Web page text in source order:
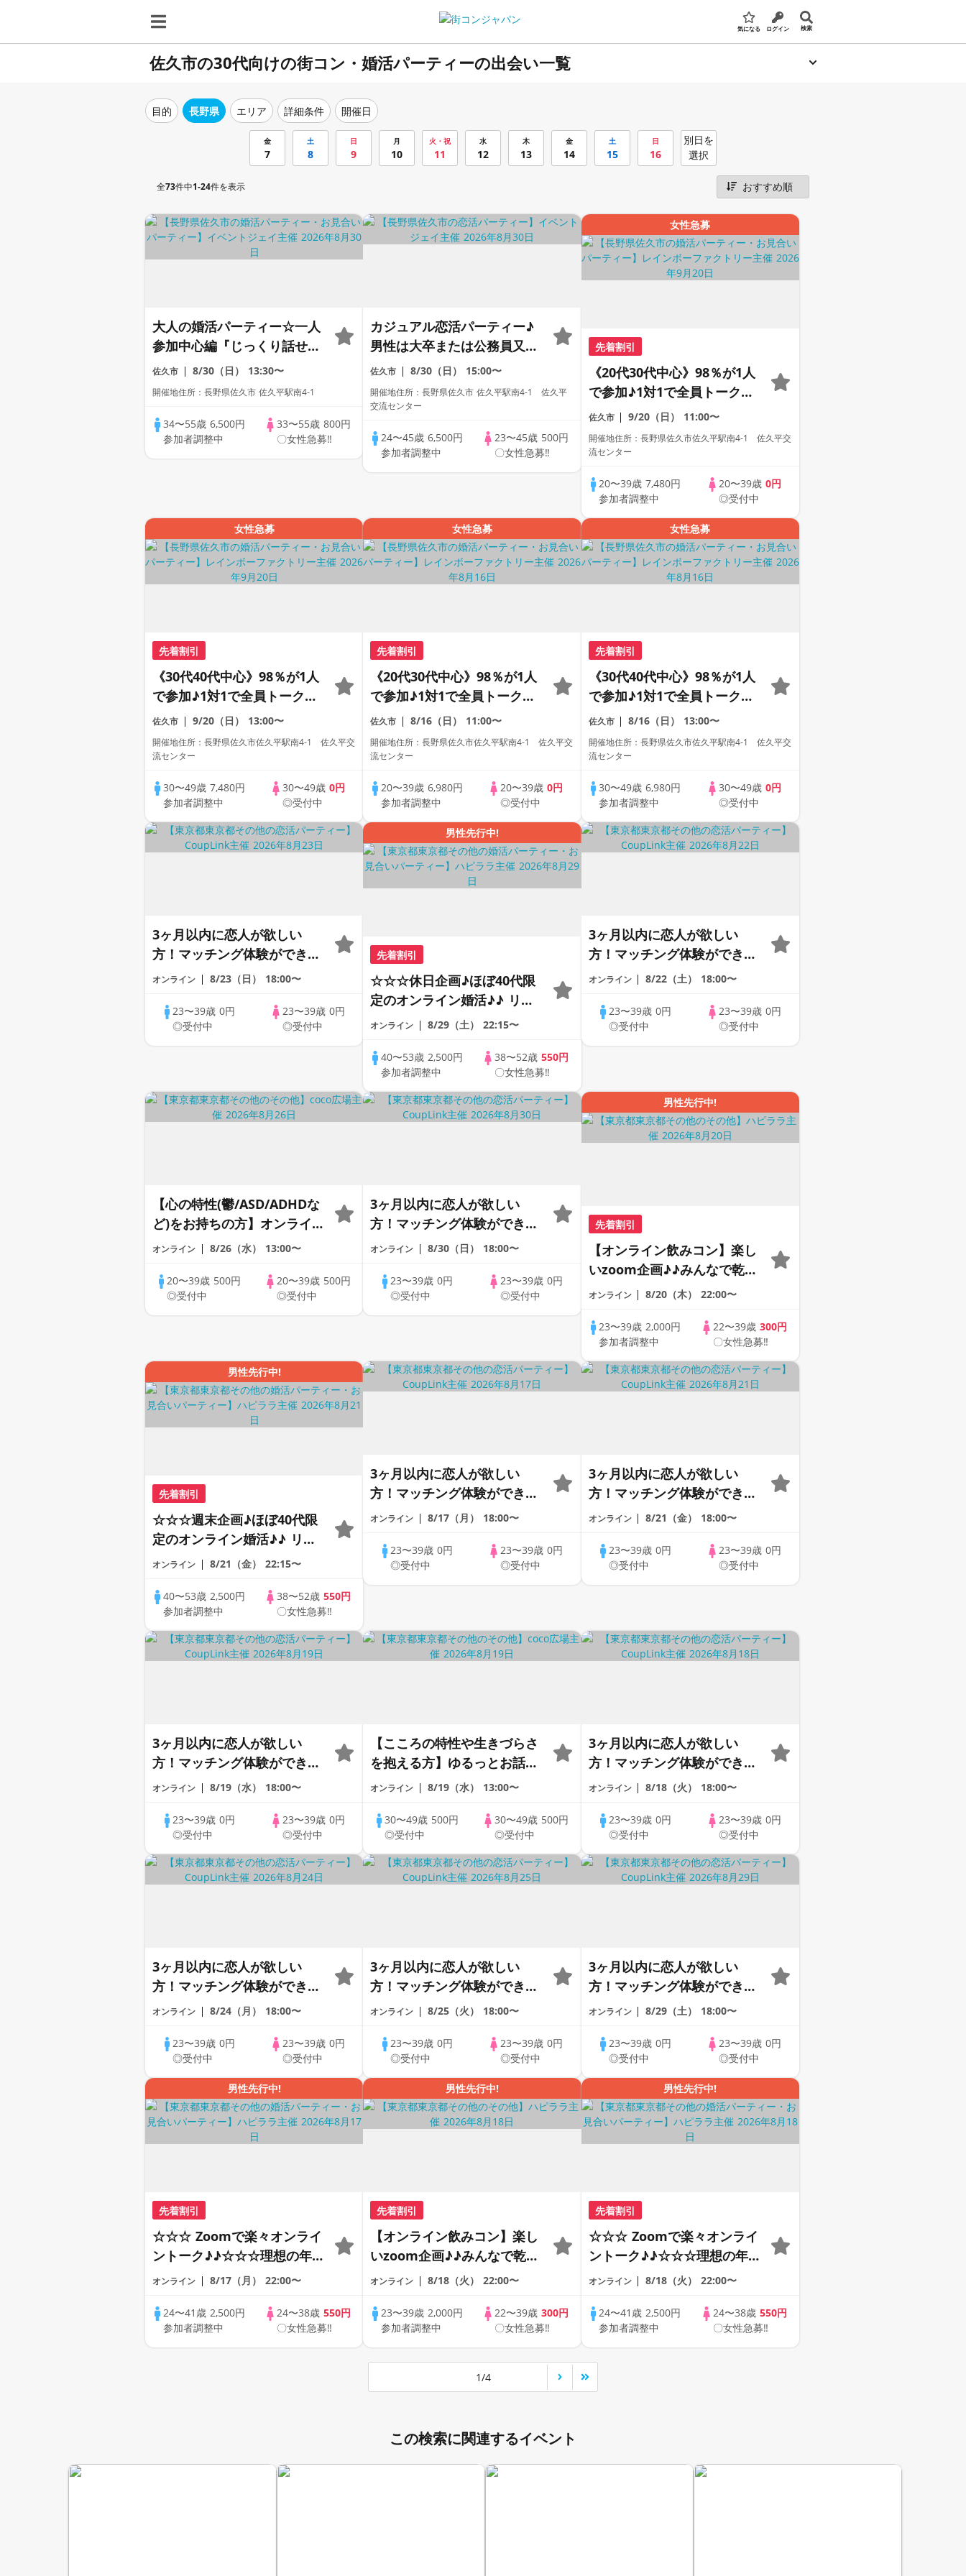
気になる ログイン 検索
佐久市の30代向けの街コン・婚活パーティーの出会い一覧
目的 長野県 エリア 詳細条件 開催日
金
7
土
8
日
9
月
10
火・祝
11
水
12
木
13
金
14
土
15
日
16
別日を
選択
全73件中1-24件を表示
大人の婚活パーティー☆一人
参加中心編『じっくり話せる
☆理想の出会い』
佐久市 8/30（日） 13:30〜
開催地住所：長野県佐久市 佐久平駅南4-1
34〜55歳 6,500円
参加者調整中
33〜55歳 800円
〇女性急募‼
カジュアル恋活パーティー♪
男性は大卒または公務員又は
年収400万以上又は1名参加
佐久市 8/30（日） 15:00〜
開催地住所：長野県佐久市 佐久平駅南4-1 佐久平
交流センター
24〜45歳 6,500円
参加者調整中
23〜45歳 500円
〇女性急募‼
女性急募
先着割引
《20代30代中心》98％が1人
で参加♪1対1で全員トーク☆
誠実な方への婚活パーティー
佐久市 9/20（日） 11:00〜
開催地住所：長野県佐久市佐久平駅南4-1 佐久平交
流センター
20〜39歳7,480円
参加者調整中
20〜39歳 0円
◎受付中
女性急募
先着割引
《30代40代中心》98％が1人
で参加♪1対1で全員トーク☆
誠実な方への婚活パーティー
佐久市 9/20（日） 13:00〜
開催地住所：長野県佐久市佐久平駅南4-1 佐久平交
流センター
30〜49歳 7,480円
参加者調整中
30〜49歳 0円
◎受付中
女性急募
先着割引
《20代30代中心》98％が1人
で参加♪1対1で全員トーク☆
誠実な方への婚活パーティー
佐久市 8/16（日） 11:00〜
開催地住所：長野県佐久市佐久平駅南4-1 佐久平交
流センター
20〜39歳 6,980円
参加者調整中
20〜39歳0円
◎受付中
女性急募
先着割引
《30代40代中心》98％が1人
で参加♪1対1で全員トーク☆
誠実な方への婚活パーティー
佐久市 8/16（日） 13:00〜
開催地住所：長野県佐久市佐久平駅南4-1 佐久平交
流センター
30〜49歳6,980円
参加者調整中
30〜49歳 0円
◎受付中
3ヶ月以内に恋人が欲しい
方！マッチング体験ができる
1dayCoupLink♪【恋活】
オンライン 8/23（日） 18:00〜
23〜39歳0円
◎受付中
23〜39歳 0円
◎受付中
男性先行中!
先着割引
☆☆☆休日企画♪ほぼ40代限
定のオンライン婚活♪♪ リモ
ートの出会い応援♪♪ おうち
の方が対象☆ 司会進行あり
♪♪ THE 44s ONLINE
PARTY!!
オンライン 8/29（土） 22:15〜
40〜53歳 2,500円
参加者調整中
38〜52歳550円
〇女性急募‼
3ヶ月以内に恋人が欲しい
方！マッチング体験ができる
1dayCoupLink♪【恋活】
オンライン 8/22（土） 18:00〜
23〜39歳 0円
◎受付中
23〜39歳 0円
◎受付中
【心の特性(鬱/ASD/ADHDな
ど)をお持ちの方】オンライン
交流会＃お仕事のお悩み編
オンライン 8/26（水） 13:00〜
20〜39歳 500円
◎受付中
20〜39歳 500円
◎受付中
3ヶ月以内に恋人が欲しい
方！マッチング体験ができる
1dayCoupLink♪【恋活】
オンライン 8/30（日） 18:00〜
23〜39歳0円
◎受付中
23〜39歳0円
◎受付中
男性先行中!
先着割引
【オンライン飲みコン】楽し
いzoom企画♪♪みんなで乾杯
～～！20代30代の出会い応援
達作りから交流を広げましょ
う！仲良くなりましょう♪☆
全国の方が対象☆司会進行あ
り♪♪♪
オンライン 8/20（木） 22:00〜
23〜39歳2,000円
参加者調整中
22〜39歳 300円
〇女性急募‼
男性先行中!
先着割引
☆☆☆週末企画♪ほぼ40代限
定のオンライン婚活♪♪ リモ
ートの出会い応援♪♪ おうち
の方が対象☆ 司会進行あり
♪♪ THE 42s ONLINE
PARTY!!
オンライン 8/21（金） 22:15〜
40〜53歳 2,500円
参加者調整中
38〜52歳 550円
〇女性急募‼
3ヶ月以内に恋人が欲しい
方！マッチング体験ができる
1dayCoupLink♪【恋活】
オンライン 8/17（月） 18:00〜
23〜39歳0円
◎受付中
23〜39歳0円
◎受付中
3ヶ月以内に恋人が欲しい
方！マッチング体験ができる
1dayCoupLink♪【恋活】
オンライン 8/21（金） 18:00〜
23〜39歳 0円
◎受付中
23〜39歳 0円
◎受付中
3ヶ月以内に恋人が欲しい
方！マッチング体験ができる
1dayCoupLink♪【恋活】
オンライン 8/19（水） 18:00〜
23〜39歳0円
◎受付中
23〜39歳 0円
◎受付中
【こころの特性や生きづらさ
を抱える方】ゆるっとお話し
会《30代40代限定》＠オンラ
オンライン 8/19（水） 13:00〜
30〜49歳 500円
◎受付中
30〜49歳 500円
◎受付中
3ヶ月以内に恋人が欲しい
方！マッチング体験ができる
1dayCoupLink♪【恋活】
オンライン 8/18（火） 18:00〜
23〜39歳 0円
◎受付中
23〜39歳 0円
◎受付中
3ヶ月以内に恋人が欲しい
方！マッチング体験ができる
1dayCoupLink♪【恋活】
オンライン 8/24（月） 18:00〜
23〜39歳0円
◎受付中
23〜39歳 0円
◎受付中
3ヶ月以内に恋人が欲しい
方！マッチング体験ができる
1dayCoupLink♪【恋活】
オンライン 8/25（火） 18:00〜
23〜39歳0円
◎受付中
23〜39歳0円
◎受付中
3ヶ月以内に恋人が欲しい
方！マッチング体験ができる
1dayCoupLink♪【恋活】
オンライン 8/29（土） 18:00〜
23〜39歳 0円
◎受付中
23〜39歳 0円
◎受付中
男性先行中!
先着割引
☆☆☆ Zoomで楽々オンライ
ントーク♪♪☆☆☆理想の年の
差♪♪ そろそろ・・・素敵な
アルなオンライン婚活☆全国
の方が対象☆司会進行あり♪♪
オンライン 8/17（月） 22:00〜
24〜41歳 2,500円
参加者調整中
24〜38歳 550円
〇女性急募‼
男性先行中!
先着割引
【オンライン飲みコン】楽し
いzoom企画♪♪みんなで乾杯
～～！20代30代の出会い応援
達作りから交流を広げましょ
う！仲良くなりましょう♪☆
全国の方が対象☆司会進行あ
オンライン 8/18（火） 22:00〜
23〜39歳 2,000円
参加者調整中
22〜39歳300円
〇女性急募‼
男性先行中!
先着割引
☆☆☆ Zoomで楽々オンライ
ントーク♪♪☆☆☆理想の年の
差♪♪ そろそろ・・・素敵な
アルなオンライン婚活☆全国
の方が対象☆司会進行あり♪♪
オンライン 8/18（火） 22:00〜
24〜41歳2,500円
参加者調整中
24〜38歳 550円
〇女性急募‼
1/4
この検索に関連するイベント